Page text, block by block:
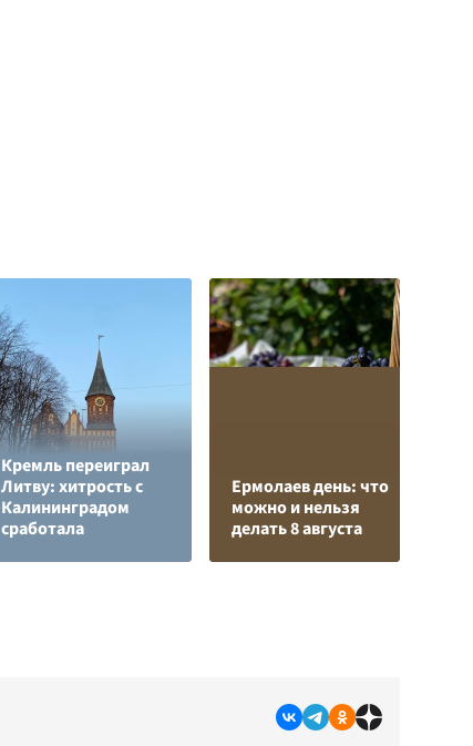
Кремль переиграл
Литву: хитрость с
Калининградом
сработала
Ермолаев день: что
можно и нельзя
делать 8 августа